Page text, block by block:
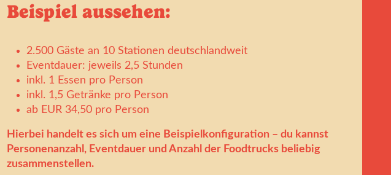
Beispiel aussehen:
2.500 Gäste an 10 Stationen deutschlandweit
Eventdauer: jeweils 2,5 Stunden
inkl. 1 Essen pro Person
inkl. 1,5 Getränke pro Person
ab EUR 34,50 pro Person
Hierbei handelt es sich um eine Beispielkonfiguration – du kannst
Personenanzahl, Eventdauer und Anzahl der Foodtrucks beliebig
zusammenstellen.